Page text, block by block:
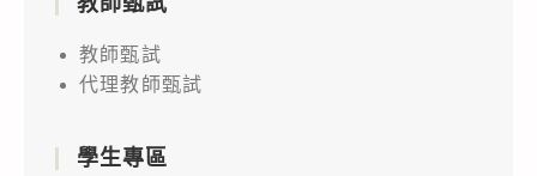
教師甄試
代理教師甄試
學生專區